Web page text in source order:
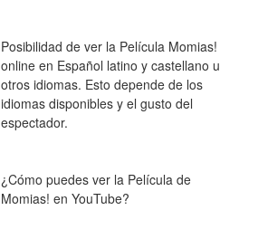
Posibilidad de ver la Película Momias!
online en Español latino y castellano u
otros idiomas. Esto depende de los
idiomas disponibles y el gusto del
espectador.
¿Cómo puedes ver la Película de
Momias! en YouTube?